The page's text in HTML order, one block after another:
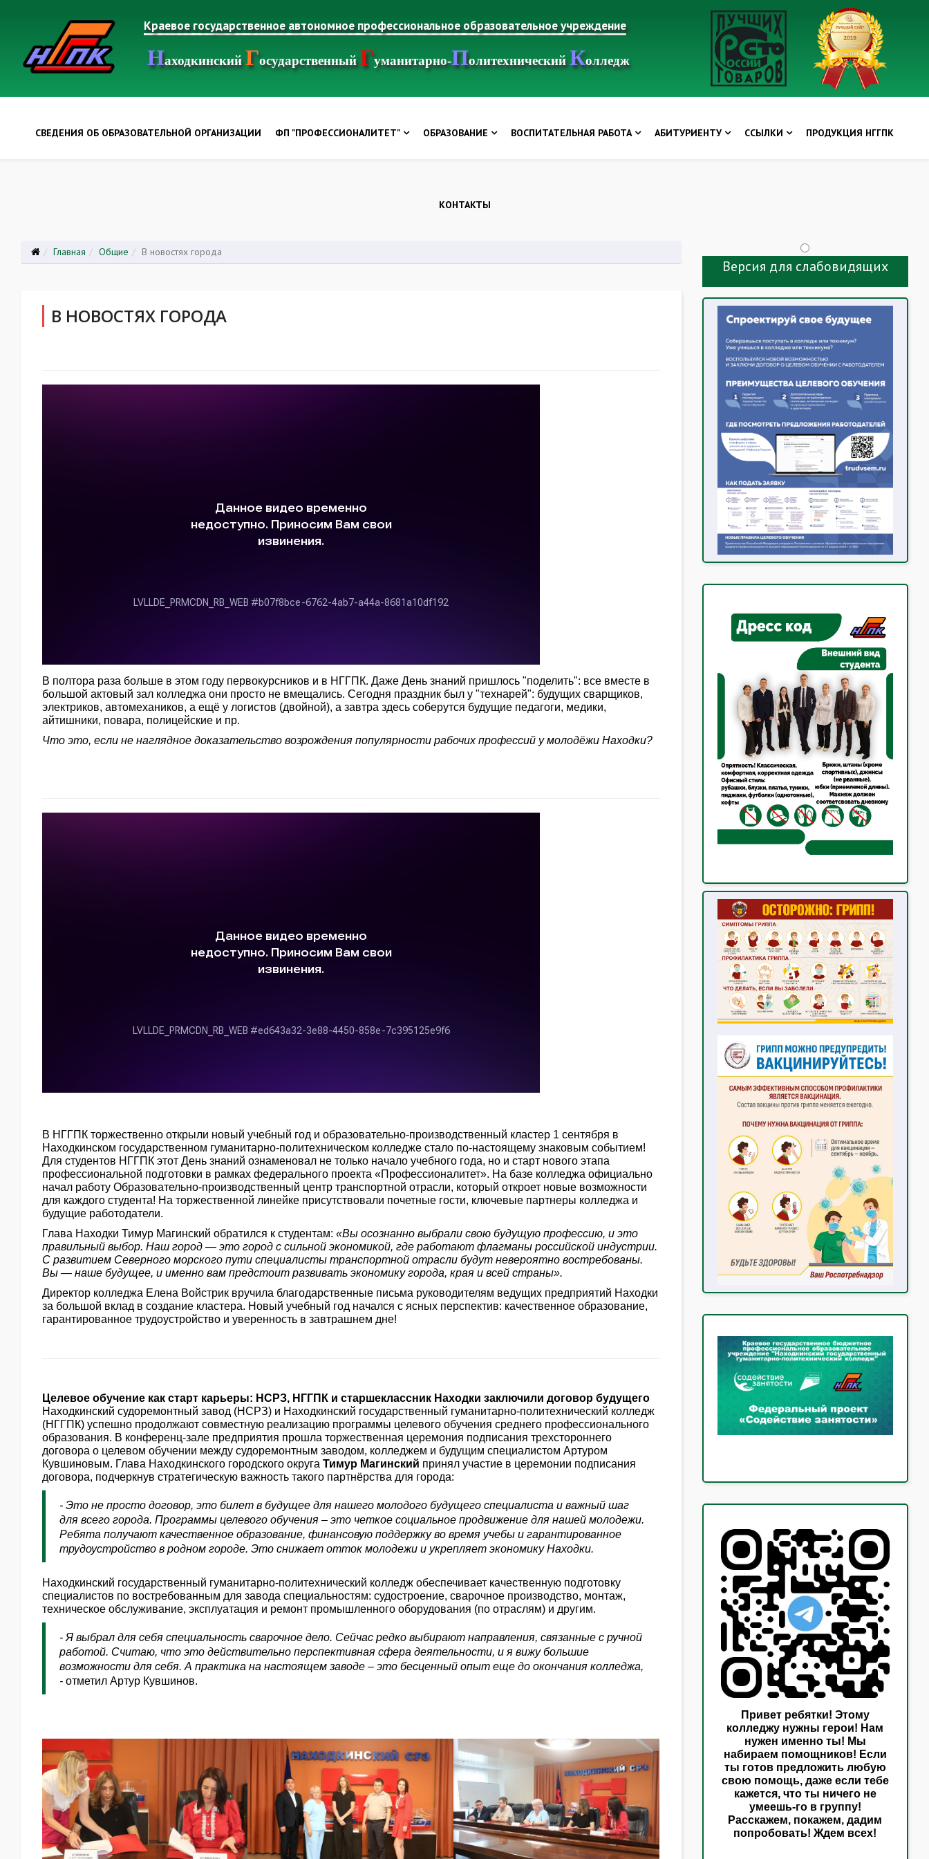
Краевое государственное автономное профессиональное образовательное учреждение
НаходкинскийГосударственныйГуманитарно-ПолитехническийКолледж
СВЕДЕНИЯ ОБ ОБРАЗОВАТЕЛЬНОЙ ОРГАНИЗАЦИИ ФП "ПРОФЕССИОНАЛИТЕТ" ОБРАЗОВАНИЕ ВОСПИТАТЕЛЬНАЯ РАБОТА АБИТУРИЕНТУ ССЫЛКИ ПРОДУКЦИЯ НГГПК
КОНТАКТЫ
Главная Общие В новостях города
Версия для слабовидящих
В НОВОСТЯХ ГОРОДА
В полтора раза больше в этом году первокурсников и в НГГПК. Даже День знаний пришлось "поделить": все вместе в
большой актовый зал колледжа они просто не вмещались. Сегодня праздник был у "технарей": будущих сварщиков,
электриков, автомехаников, а ещё у логистов (двойной), а завтра здесь соберутся будущие педагоги, медики,
айтишники, повара, полицейские и пр.
Что это, если не наглядное доказательство возрождения популярности рабочих профессий у молодёжи Находки?
В НГГПК торжественно открыли новый учебный год и образовательно-производственный кластер 1 сентября в
Находкинском государственном гуманитарно-политехническом колледже стало по-настоящему знаковым событием!
Для студентов НГГПК этот День знаний ознаменовал не только начало учебного года, но и старт нового этапа
профессиональной подготовки в рамках федерального проекта «Профессионалитет». На базе колледжа официально
начал работу Образовательно-производственный центр транспортной отрасли, который откроет новые возможности
для каждого студента! На торжественной линейке присутствовали почетные гости, ключевые партнеры колледжа и
будущие работодатели.
Глава Находки Тимур Магинский обратился к студентам: «Вы осознанно выбрали свою будущую профессию, и это
правильный выбор. Наш город — это город с сильной экономикой, где работают флагманы российской индустрии.
С развитием Северного морского пути специалисты транспортной отрасли будут невероятно востребованы.
Вы — наше будущее, и именно вам предстоит развивать экономику города, края и всей страны».
Директор колледжа Елена Войстрик вручила благодарственные письма руководителям ведущих предприятий Находки
за большой вклад в создание кластера. Новый учебный год начался с ясных перспектив: качественное образование,
гарантированное трудоустройство и уверенность в завтрашнем дне!
Целевое обучение как старт карьеры: НСРЗ, НГГПК и старшеклассник Находки заключили договор будущего
Находкинский судоремонтный завод (НСРЗ) и Находкинский государственный гуманитарно-политехнический колледж
(НГГПК) успешно продолжают совместную реализацию программы целевого обучения среднего профессионального
образования. В конференц-зале предприятия прошла торжественная церемония подписания трехстороннего
договора о целевом обучении между судоремонтным заводом, колледжем и будущим специалистом Артуром
Кувшиновым. Глава Находкинского городского округа Тимур Магинский принял участие в церемонии подписания
договора, подчеркнув стратегическую важность такого партнёрства для города:
- Это не просто договор, это билет в будущее для нашего молодого будущего специалиста и важный шаг
для всего города. Программы целевого обучения – это четкое социальное продвижение для нашей молодежи.
Ребята получают качественное образование, финансовую поддержку во время учебы и гарантированное
трудоустройство в родном городе. Это снижает отток молодежи и укрепляет экономику Находки.
Находкинский государственный гуманитарно-политехнический колледж обеспечивает качественную подготовку
специалистов по востребованным для завода специальностям: судостроение, сварочное производство, монтаж,
техническое обслуживание, эксплуатация и ремонт промышленного оборудования (по отраслям) и другим.
- Я выбрал для себя специальность сварочное дело. Сейчас редко выбирают направления, связанные с ручной
работой. Считаю, что это действительно перспективная сфера деятельности, и я вижу большие
возможности для себя. А практика на настоящем заводе – это бесценный опыт еще до окончания колледжа,
- отметил Артур Кувшинов.
Привет ребятки! Этому
колледжу нужны герои! Нам
нужен именно ты! Мы
набираем помощников! Если
ты готов предложить любую
свою помощь, даже если тебе
кажется, что ты ничего не
умеешь-го в группу!
Расскажем, покажем, дадим
попробовать! Ждем всех!